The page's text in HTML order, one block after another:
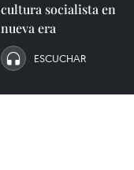
cultura socialista en
nueva era
ESCUCHAR